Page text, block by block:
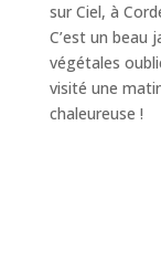
sur Ciel, à
C’est un beau
végétales
visité une
chaleureuse !